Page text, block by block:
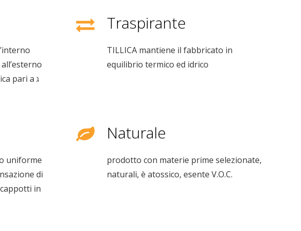
pari a ℷ
Traspirante
TILLICA mantiene il fabbricato in
equilibrio termico ed idrico
uniforme
di
in
Naturale
prodotto con materie prime selezionate,
naturali, è atossico, esente V.O.C.